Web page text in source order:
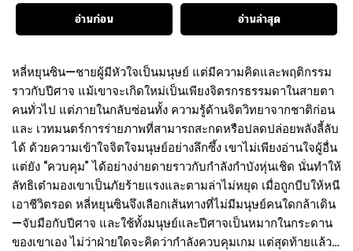
อ่านก่อน
อ่านล่าสุด
หลี่หยุนซิน—ชายผู้มีหัวใจเป็นมนุษย์ แต่มีความคิดและพฤติกรรม
ราวกับปีศาจ แม้เขาจะเกิดใหม่เป็นเพียงจิตรกรธรรมดาในสายตา
คนทั่วไป แต่ภายในกลับซ่อนทั้ง ความรู้ด้านจิตวิทยาจากชาติก่อน
และ เวทมนตร์การร่ายภาพที่สามารถสะกดหรือปลดปล่อยพลังลี้ลับ
ได้ ด้วยความเข้าใจจิตใจมนุษย์อย่างลึกซึ้ง เขาไม่เพียงอ่านใจผู้อื่น
แต่ยัง “ควบคุม” ได้อย่างง่ายดายราวกับกำลังกำบังหุ่นเชิด นั่นทำให้
ลัทธิเต๋ามองเขาเป็นภัยร้ายแรงและตามล่าไม่หยุด เมื่อถูกบีบให้หนี
เอาชีวิตรอด หลี่หยุนซินจึงเลือกเส้นทางที่ไม่มีมนุษย์คนใดกล้าเดิน
—จับมือกับปีศาจ และใช้ทั้งมนุษย์และปีศาจเป็นหมากในกระดาน
ของเขาเอง ไม่ว่าฝ่ายใดจะคิดว่ากำลังควบคุมเกม แต่สุดท้ายแล้ว…